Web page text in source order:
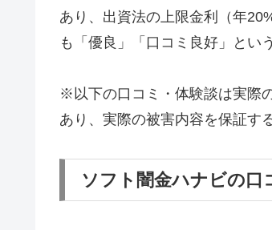
あり、出資法の上限金利（年
も「優良」「口コミ良好」とい
※以下の口コミ・体験談は実際
あり、実際の被害内容を保証す
ソフト闇金ハナビの口